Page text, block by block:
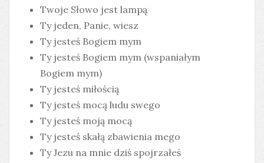
Twoje Słowo jest lampą
Ty jeden, Panie, wiesz
Ty jesteś Bogiem mym
Ty jesteś Bogiem mym (wspaniałym
Bogiem mym)
Ty jesteś miłością
Ty jesteś mocą ludu swego
Ty jesteś moją mocą
Ty jesteś skałą zbawienia mego
Ty Jezu na mnie dziś spojrzałeś